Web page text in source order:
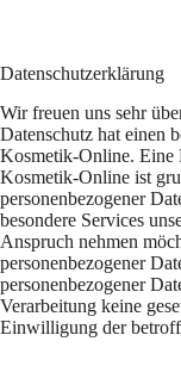
Datenschutzerklärung
Wir freuen uns sehr
Datenschutz hat einen
Kosmetik-Online. Eine
Kosmetik-Online ist
personenbezogener
besondere Services
Anspruch nehmen
personenbezogener
personenbezogener
Verarbeitung keine
Einwilligung der